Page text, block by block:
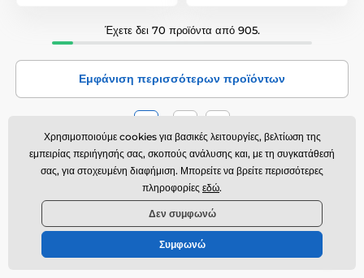
Έχετε δει 70 προϊόντα από 905.
Εμφάνιση περισσότερων προϊόντων
Απλά ξοδέψτε πάνω από 40 EUR και η αποστολή θα είναι δωρεάν
Όλα τα προϊόντα είναι σε απόθεμα και θα παραδοθούν σε εσάς την
Χρησιμοποιούμε cookies για βασικές λειτουργίες, βελτίωση της
εμπειρίας περιήγησής σας, σκοπούς ανάλυσης και, με τη συγκατάθεσή
σας, για στοχευμένη διαφήμιση. Μπορείτε να βρείτε περισσότερες
πληροφορίες εδώ.
Δεν συμφωνώ
Συμφωνώ